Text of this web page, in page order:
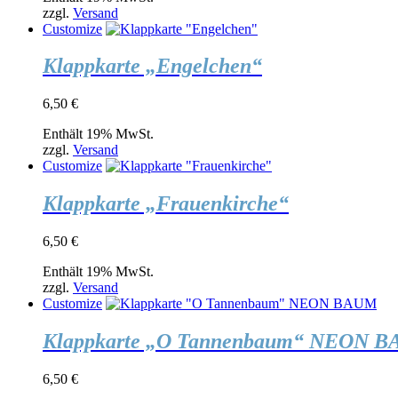
zzgl. Versand
Customize
Klappkarte „Engelchen“
6,50 €
Enthält 19% MwSt.
zzgl. Versand
Customize
Klappkarte „Frauenkirche“
6,50 €
Enthält 19% MwSt.
zzgl. Versand
Customize
Klappkarte „O Tannenbaum“ NEON
6,50 €